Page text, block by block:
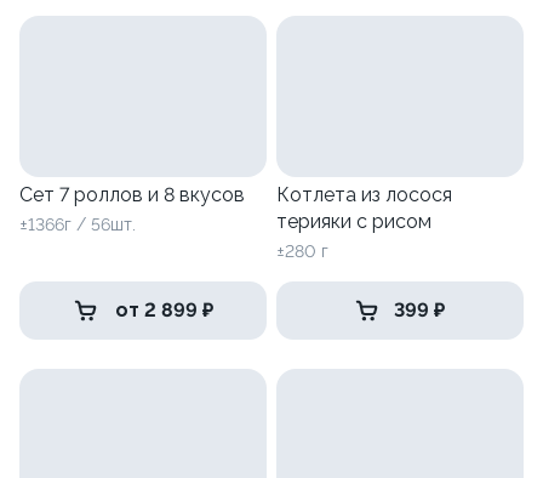
Сет 7 роллов и 8 вкусов
±1366г / 56шт.
от 2 899 ₽
Котлета из лосося
терияки с рисом
±280 г
399 ₽